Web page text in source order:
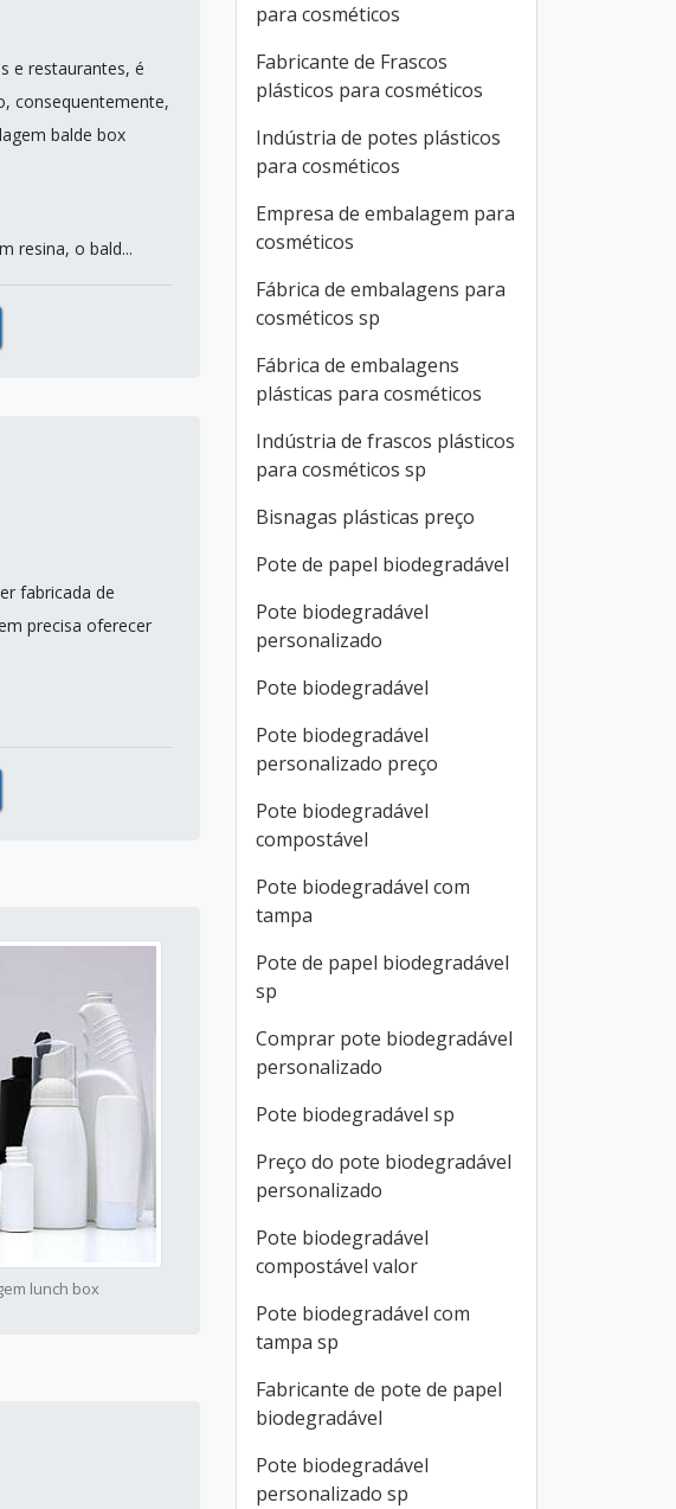
e restaurantes, é
consequentemente,
balde box
resina, o bald...
fabricada de
precisa oferecer
lunch box
para cosméticos
Fabricante de Frascos
plásticos para cosméticos
Indústria de potes plásticos
para cosméticos
Empresa de embalagem para
cosméticos
Fábrica de embalagens para
cosméticos sp
Fábrica de embalagens
plásticas para cosméticos
Indústria de frascos plásticos
para cosméticos sp
Bisnagas plásticas preço
Pote de papel biodegradável
Pote biodegradável
personalizado
Pote biodegradável
Pote biodegradável
personalizado preço
Pote biodegradável
compostável
Pote biodegradável com
tampa
Pote de papel biodegradável
sp
Comprar pote biodegradável
personalizado
Pote biodegradável sp
Preço do pote biodegradável
personalizado
Pote biodegradável
compostável valor
Pote biodegradável com
tampa sp
Fabricante de pote de papel
biodegradável
Pote biodegradável
personalizado sp